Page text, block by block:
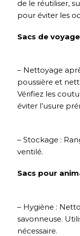
de le réutiliser,
pour éviter les
Sacs de voyage
– Nettoyage
poussière et
Vérifiez les
éviter l’usure
– Stockage :
ventilé.
Sacs pour
– Hygiène :
savonneuse.
nécessaire.